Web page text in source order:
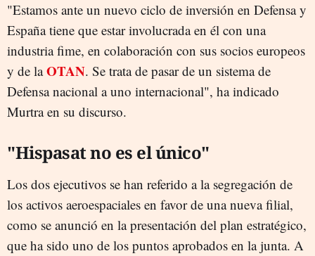
"Estamos ante un nuevo ciclo de inversión en Defensa y
España tiene que estar involucrada en él con una
industria fime, en colaboración con sus socios europeos
y de laOTAN. Se trata de pasar de un sistema de
Defensa nacional a uno internacional", ha indicado
Murtra en su discurso.
"Hispasat no es el único"
Los dos ejecutivos se han referido a la segregación de
los activos aeroespaciales en favor de una nueva filial,
como se anunció en la presentación del plan estratégico,
que ha sido uno de los puntos aprobados en la junta. A